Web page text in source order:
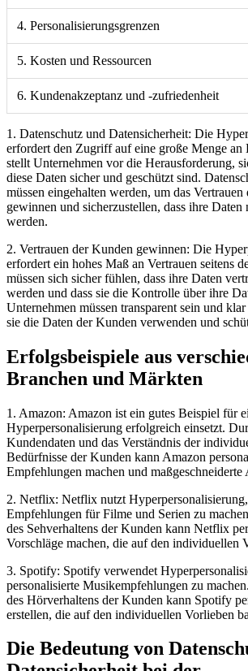
4. Personalisierungsgrenzen
5. Kosten und Ressourcen
6. Kundenakzeptanz und -zufriedenheit
1. Datenschutz und Datensicherheit: Die
erfordert den Zugriff auf eine große Menge an
stellt Unternehmen vor die Herausforderung,
diese Daten sicher und geschützt sind.
müssen eingehalten werden, um das
gewinnen und sicherzustellen, dass ihre Daten
werden.
2. Vertrauen der Kunden gewinnen: Die
erfordert ein hohes Maß an Vertrauen seitens
müssen sich sicher fühlen, dass ihre Daten
werden und dass sie die Kontrolle über ihre
Unternehmen müssen transparent sein und
sie die Daten der Kunden verwenden und
Erfolgsbeispiele aus
Branchen und Märkten
1. Amazon: Amazon ist ein gutes Beispiel für
Hyperpersonalisierung erfolgreich einsetzt.
Kundendaten und das Verständnis der
Bedürfnisse der Kunden kann Amazon
Empfehlungen machen und maßgeschneiderte
2. Netflix: Netflix nutzt
Empfehlungen für Filme und Serien zu
des Sehverhaltens der Kunden kann Netflix
Vorschläge machen, die auf den individuellen
3. Spotify: Spotify verwendet
personalisierte Musikempfehlungen zu
des Hörverhaltens der Kunden kann Spotify
erstellen, die auf den individuellen Vorlieben
Die Bedeutung von